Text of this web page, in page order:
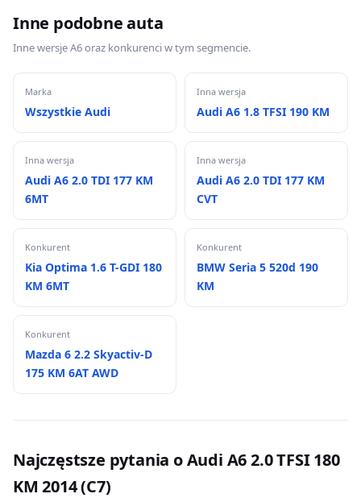
Inne podobne auta
Inne wersje A6 oraz konkurenci w tym segmencie.
Marka
Wszystkie Audi
Inna wersja
Audi A6 1.8 TFSI 190 KM
Inna wersja
Audi A6 2.0 TDI 177 KM
6MT
Inna wersja
Audi A6 2.0 TDI 177 KM
CVT
Konkurent
Kia Optima 1.6 T-GDI 180
KM 6MT
Konkurent
BMW Seria 5 520d 190
KM
Konkurent
Mazda 6 2.2 Skyactiv-D
175 KM 6AT AWD
Najczęstsze pytania o Audi A6 2.0 TFSI 180
KM 2014 (C7)